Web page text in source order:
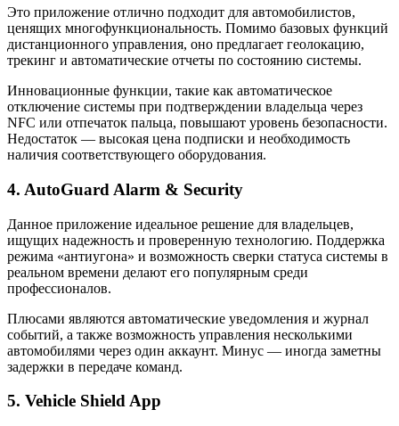
Это приложение отлично подходит для автомобилистов,
ценящих многофункциональность. Помимо базовых функций
дистанционного управления, оно предлагает геолокацию,
трекинг и автоматические отчеты по состоянию системы.
Инновационные функции, такие как автоматическое
отключение системы при подтверждении владельца через
NFC или отпечаток пальца, повышают уровень безопасности.
Недостаток — высокая цена подписки и необходимость
наличия соответствующего оборудования.
4. AutoGuard Alarm & Security
Данное приложение идеальное решение для владельцев,
ищущих надежность и проверенную технологию. Поддержка
режима «антиугона» и возможность сверки статуса системы в
реальном времени делают его популярным среди
профессионалов.
Плюсами являются автоматические уведомления и журнал
событий, а также возможность управления несколькими
автомобилями через один аккаунт. Минус — иногда заметны
задержки в передаче команд.
5. Vehicle Shield App